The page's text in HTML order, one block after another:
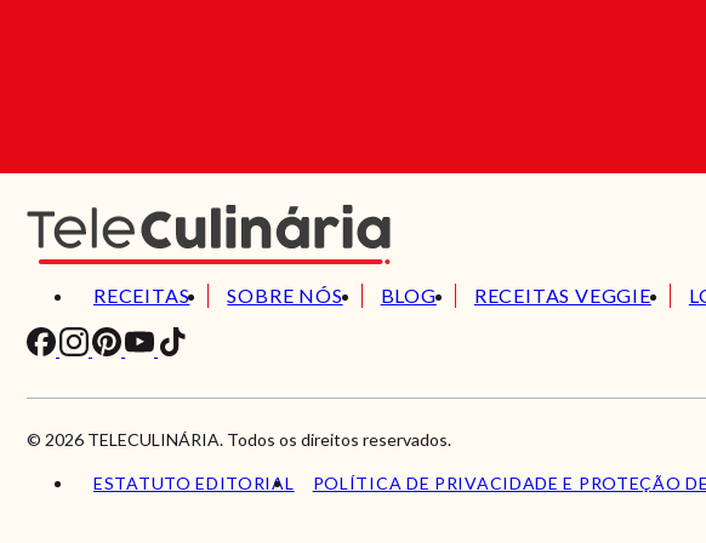
RECEITAS SOBRE NÓS BLOG RECEITAS VEGGIE
© 2026 TELECULINÁRIA. Todos os direitos reservados.
ESTATUTO EDITORIAL POLÍTICA DE PRIVACIDADE E PROTEÇÃO